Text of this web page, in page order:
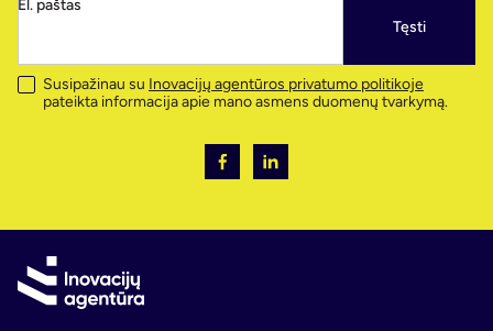
El. paštas
Tęsti
Susipažinau su Inovacijų agentūros privatumo politikoje
pateikta informacija apie mano asmens duomenų tvarkymą.